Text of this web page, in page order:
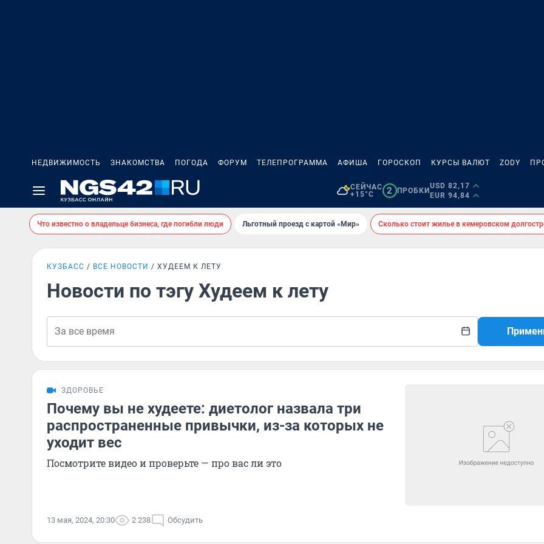
НЕДВИЖИМОСТЬ ЗНАКОМСТВА ПОГОДА ФОРУМ ТЕЛЕПРОГРАММА АФИША ГОРОСКОП КУРСЫ ВАЛЮТ ZODY
СЕЙЧАС
+15°C
2 ПРОБКИ
USD 82,17
EUR 94,84
Что известно о владельце бизнеса, где погибли люди Льготный проезд с картой «Мир» Сколько стоит жилье в кемеровском
КУЗБАСС ВСЕ НОВОСТИ ХУДЕЕМ К ЛЕТУ
Новости по тэгу Худеем к лету
ЗДОРОВЬЕ
Почему вы не худеете: диетолог назвала три
распространенные привычки, из-за которых не
уходит вес
Посмотрите видео и проверьте — про вас ли это
13 мая, 2024, 20:30 2 238 Обсудить